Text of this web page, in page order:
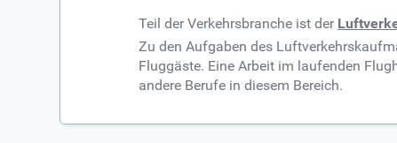
Teil der Verkehrsbranche ist der
Zu den Aufgaben des
Fluggäste. Eine Arbeit im laufenden
andere Berufe in diesem Bereich.